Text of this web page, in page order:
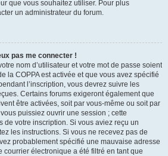
que vous souhaitez utiliser. Pour plus
un administrateur du forum.
pas me connecter !
nom d’utilisateur et votre mot de passe soient
la COPPA est activée et que vous avez spécifié
l’inscription, vous devrez suivre les
Certains forums exigeront également que
être activées, soit par vous-même ou soit par
puissiez ouvrir une session ; cette
de votre inscription. Si vous aviez reçu un
les instructions. Si vous ne recevez pas de
probablement spécifié une mauvaise adresse
électronique a été filtré en tant que